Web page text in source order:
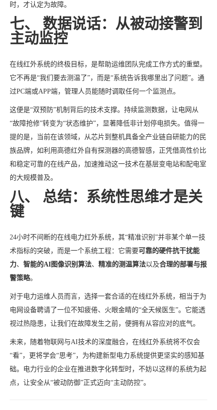
时，才认定为故障。
七、 数据说话：从被动接警到
主动监控
在线红外系统的终极目标，是帮助运维团队完成工作方式的重塑。
它不再是“我们要去测温了”，而是“系统告诉我哪里出了问题”。通
过PC端或APP端，管理人员能随时调取任何一个监测点。
这便是“双预防”机制背后的技术支撑。持续监测数据，让电网从
“故障抢修”转变为“状态维护”，显著降低非计划停电损失。值得一
提的是，当前在该领域，从芯片到整机具备全产业链自研能力的民
族品牌，如利用高德红外自有探测器的高德智感，正凭借高性价比
和稳定可靠的在线产品，加速推动这一技术在基层变电站和配电室
的大规模普及。
八、 总结：系统性思维才是关
键
24小时不间断的在线电力红外系统，其“精准识别”并非某个单一技
术指标的突破，而是一个系统工程：它需要可靠的硬件抗干扰能
力、 智能的AI图像识别算法、 精准的测温算法以及合理的部署与报
警策略。
对于电力运维人员而言，选择一套合适的在线红外系统，相当于为
电网设备聘请了一位不知疲倦、火眼金睛的“全天候医生”。它能透
视过热隐患，让我们在故障发生之前，便拥有从容应对的底气。
未来，随着物联网与AI技术的深度融合，在线红外系统将不仅会
“看”，更将学会“思考”，为构建新型电力系统提供更坚实的感知基
础。电力行业的企业在推进数字化转型时，不妨以这样的系统为起
点，让安全从“被动防御”正式迈向“主动防控”。